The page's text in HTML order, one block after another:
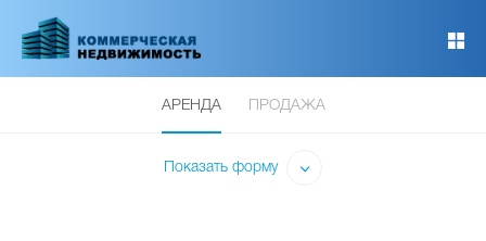
основному
АРЕНДА ПРОДАЖА
Показать форму